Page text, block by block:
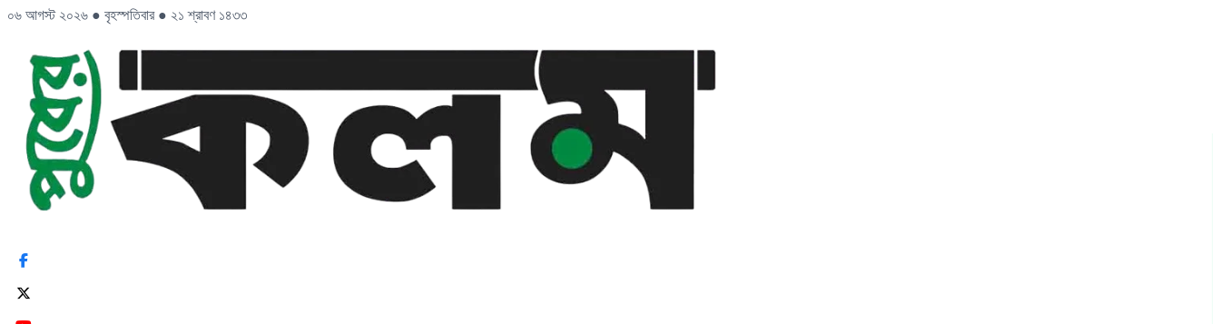
০৬ আগস্ট ২০২৬ ● বৃহস্পতিবার ● ২১ শ্রাবণ ১৪৩৩